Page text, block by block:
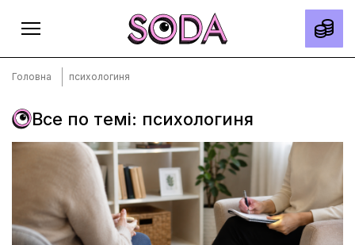
Головна
Спецпроєкти
Slow news
Головна психологиня
Все по темі: психологиня